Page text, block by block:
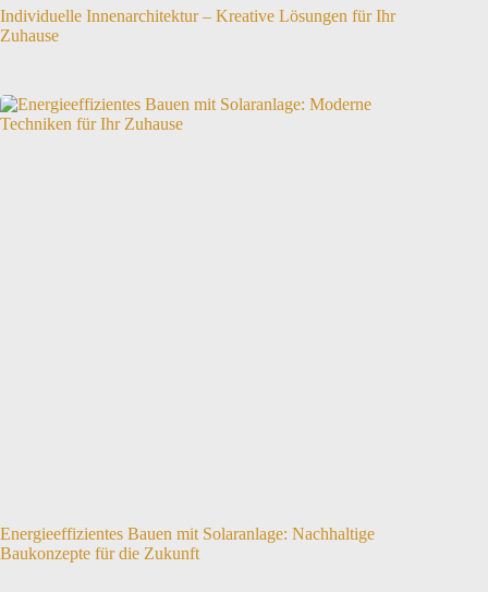
Individuelle Innenarchitektur – Kreative Lösungen für Ihr
Zuhause
Energieeffizientes Bauen mit Solaranlage: Nachhaltige
Baukonzepte für die Zukunft